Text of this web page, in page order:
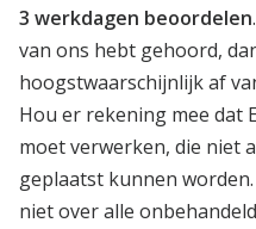
3 werkdagen beoordelen
van ons hebt gehoord,
hoogstwaarschijnlijk af
Hou er rekening mee dat
moet verwerken, die niet
geplaatst kunnen
niet over alle